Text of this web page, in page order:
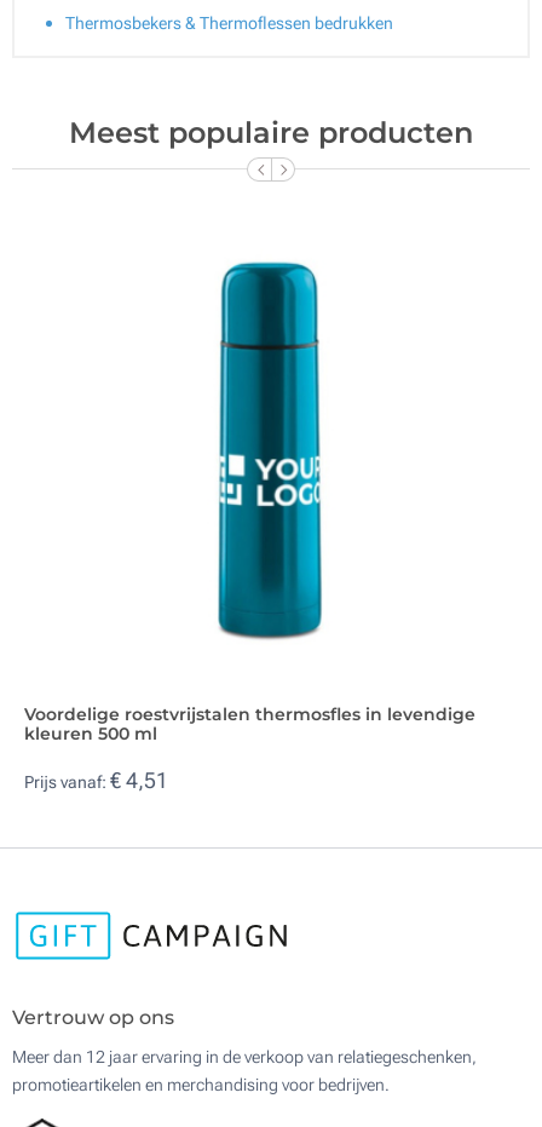
Thermosbekers & Thermoflessen bedrukken
Meest populaire producten
Voordelige roestvrijstalen thermosfles in levendige
kleuren 500 ml
Prijs vanaf: € 4,51
Vertrouw op ons
Meer dan 12 jaar ervaring in de verkoop van relatiegeschenken,
promotieartikelen en merchandising voor bedrijven.